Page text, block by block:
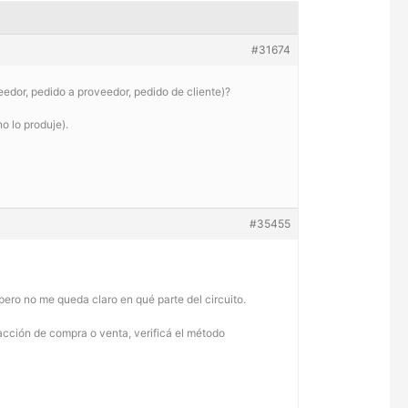
#31674
pedido a proveedor, pedido de cliente)?
lo produje).
#35455
no me queda claro en qué parte del circuito.
de compra o venta, verificá el método